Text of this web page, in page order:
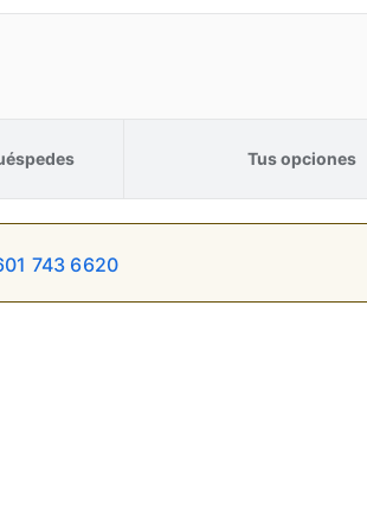
Tus opciones
743 6620